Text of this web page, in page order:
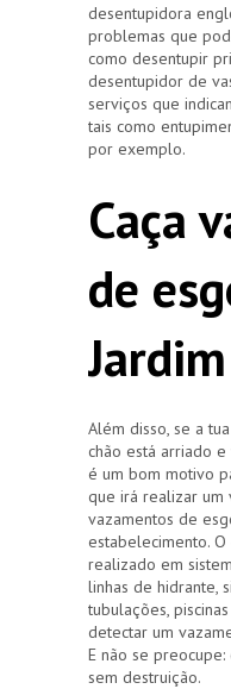
desentupidora
problemas que
como desentupir
desentupidor de
serviços que
tais como
por exemplo.
Caça
de
Além disso, se a
chão está arriado
é um bom motivo
que irá realizar um
vazamentos de
estabelecimento.
realizado em
linhas de hidrante,
tubulações,
detectar um
E não se
sem destruição.